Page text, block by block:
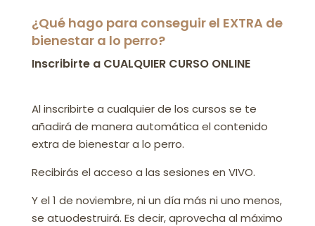
¿Qué hago para conseguir el EXTRA de
bienestar a lo perro?
Inscribirte a CUALQUIER CURSO ONLINE
Al inscribirte a cualquier de los cursos se te
añadirá de manera automática el contenido
extra de bienestar a lo perro.
Recibirás el acceso a las sesiones en VIVO.
Y el 1 de noviembre, ni un día más ni uno menos,
se atuodestruirá. Es decir, aprovecha al máximo